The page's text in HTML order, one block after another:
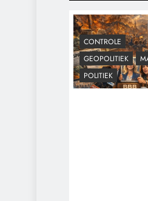
CONTROLE
GEOPOLITIEK
POLITIEK